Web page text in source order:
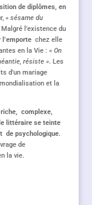
de diplômes, en
« sésame du
l’existence du
l’emportechez elle
en la Vie : « On
résiste ». Les
d’un mariage
et la
complexe,
littéraire se teinte
de psychologique.
de
la vie.